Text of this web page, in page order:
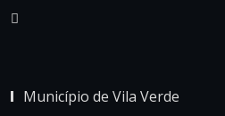
Município de Vila Verde